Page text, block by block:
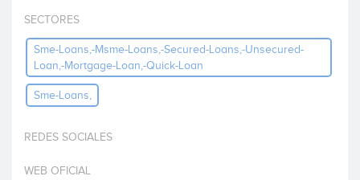
Invertir
SECTORES
Sme-Loans,-Msme-Loans,-Secured-Loans,-Unsecured-
Loan,-Mortgage-Loan,-Quick-Loan
Sme-Loans,
REDES SOCIALES
WEB OFICIAL